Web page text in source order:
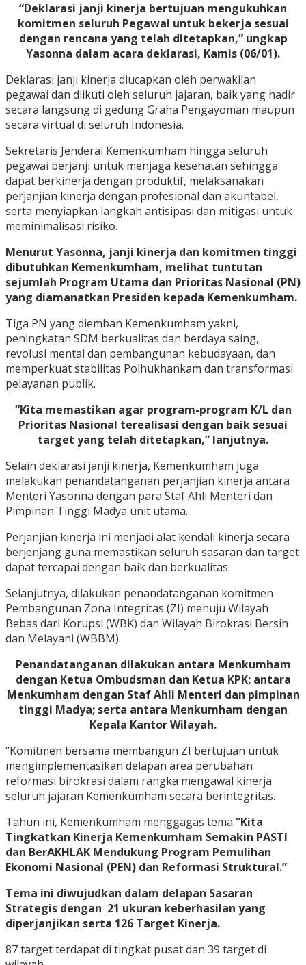
“Deklarasi janji kinerja bertujuan mengukuhkan
komitmen seluruh Pegawai untuk bekerja sesuai
dengan rencana yang telah ditetapkan,” ungkap
Yasonna dalam acara deklarasi, Kamis (06/01).
Deklarasi janji kinerja diucapkan oleh perwakilan
pegawai dan diikuti oleh seluruh jajaran, baik yang hadir
secara langsung di gedung Graha Pengayoman maupun
secara virtual di seluruh Indonesia.
Sekretaris Jenderal Kemenkumham hingga seluruh
pegawai berjanji untuk menjaga kesehatan sehingga
dapat berkinerja dengan produktif, melaksanakan
perjanjian kinerja dengan profesional dan akuntabel,
serta menyiapkan langkah antisipasi dan mitigasi untuk
meminimalisasi risiko.
Menurut Yasonna, janji kinerja dan komitmen tinggi
dibutuhkan Kemenkumham, melihat tuntutan
sejumlah Program Utama dan Prioritas Nasional (PN)
yang diamanatkan Presiden kepada Kemenkumham.
Tiga PN yang diemban Kemenkumham yakni,
peningkatan SDM berkualitas dan berdaya saing,
revolusi mental dan pembangunan kebudayaan, dan
memperkuat stabilitas Polhukhankam dan transformasi
pelayanan publik.
“Kita memastikan agar program-program K/L dan
Prioritas Nasional terealisasi dengan baik sesuai
target yang telah ditetapkan,” lanjutnya.
Selain deklarasi janji kinerja, Kemenkumham juga
melakukan penandatanganan perjanjian kinerja antara
Menteri Yasonna dengan para Staf Ahli Menteri dan
Pimpinan Tinggi Madya unit utama.
Perjanjian kinerja ini menjadi alat kendali kinerja secara
berjenjang guna memastikan seluruh sasaran dan target
dapat tercapai dengan baik dan berkualitas.
Selanjutnya, dilakukan penandatanganan komitmen
Pembangunan Zona Integritas (ZI) menuju Wilayah
Bebas dari Korupsi (WBK) dan Wilayah Birokrasi Bersih
dan Melayani (WBBM).
Penandatanganan dilakukan antara Menkumham
dengan Ketua Ombudsman dan Ketua KPK; antara
Menkumham dengan Staf Ahli Menteri dan pimpinan
tinggi Madya; serta antara Menkumham dengan
Kepala Kantor Wilayah.
“Komitmen bersama membangun ZI bertujuan untuk
mengimplementasikan delapan area perubahan
reformasi birokrasi dalam rangka mengawal kinerja
seluruh jajaran Kemenkumham secara berintegritas.
Tahun ini, Kemenkumham menggagas tema “Kita
Tingkatkan Kinerja Kemenkumham Semakin PASTI
dan BerAKHLAK Mendukung Program Pemulihan
Ekonomi Nasional (PEN) dan Reformasi Struktural.”
Tema ini diwujudkan dalam delapan Sasaran
Strategis dengan 21 ukuran keberhasilan yang
diperjanjikan serta 126 Target Kinerja.
87 target terdapat di tingkat pusat dan 39 target di